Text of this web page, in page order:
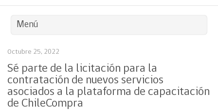
Menú
Octubre 25, 2022
Sé parte de la licitación para la
contratación de nuevos servicios
asociados a la plataforma de capacitación
de ChileCompra